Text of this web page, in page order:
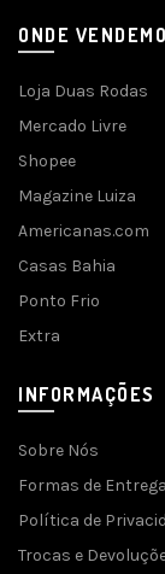
ONDE
Loja Duas Rodas
Mercado Livre
Shopee
Magazine Luiza
Americanas.com
Casas Bahia
Ponto Frio
Extra
INFORMAÇÕES
Sobre Nós
Formas de Entrega
Política de
Trocas e